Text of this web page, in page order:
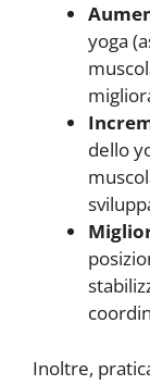
yoga
dello
Inoltre,